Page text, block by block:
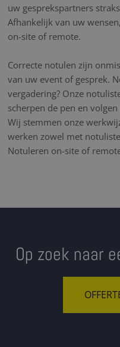
uw gesprekspartners
Afhankelijk van uw
on-site of remote.
Correcte notulen zijn
van uw event of gesprek.
vergadering? Onze
scherpen de pen en
Wij stemmen onze
werken zowel met
Notuleren on-site of
Op zoek naar